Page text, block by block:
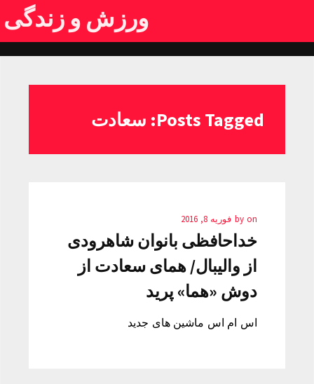
ورزش و زندگی
Posts Tagged: سعادت
by on فوریه 8, 2016
خداحافظی بانوان شاهرودی
از والیبال/ همای سعادت از
دوش «هما» پرید
اس ام اس ماشین های جدید